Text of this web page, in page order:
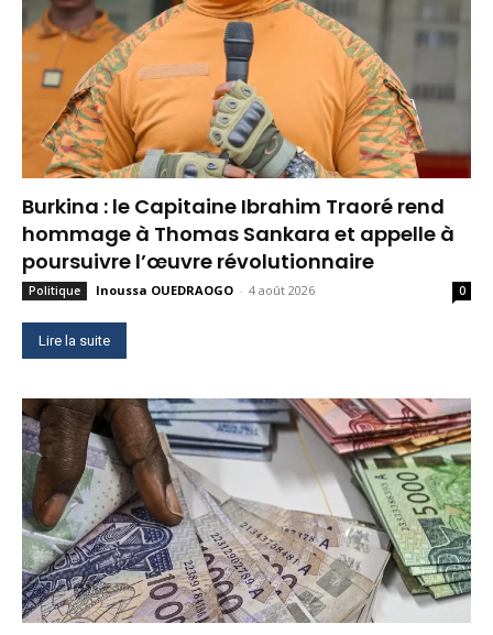
Burkina : le Capitaine Ibrahim Traoré rend
hommage à Thomas Sankara et appelle à
poursuivre l’œuvre révolutionnaire
Politique Inoussa OUEDRAOGO - 4 août 2026 0
Lire la suite